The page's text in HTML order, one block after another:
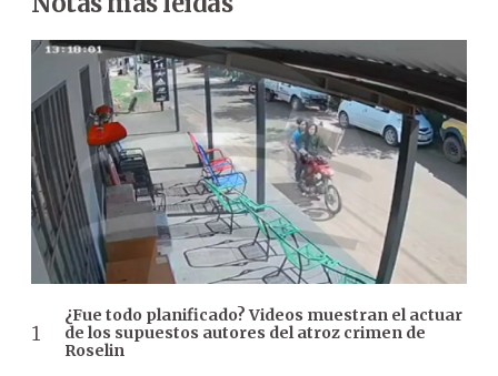
¿Fue todo planificado? Videos muestran el actuar
de los supuestos autores del atroz crimen de
Roselin